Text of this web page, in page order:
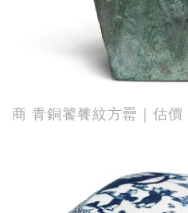
商 青銅饕餮紋方罍｜估